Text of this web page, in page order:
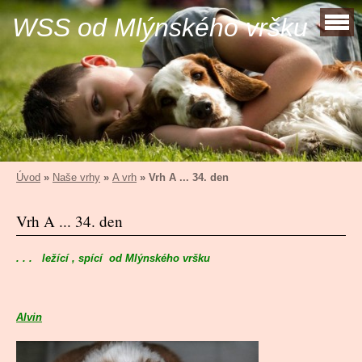
WSS od Mlýnského vršku
Úvod » Naše vrhy » A vrh » Vrh A ... 34. den
Vrh A ... 34. den
. . . ležící , spící od Mlýnského vršku
Alvin